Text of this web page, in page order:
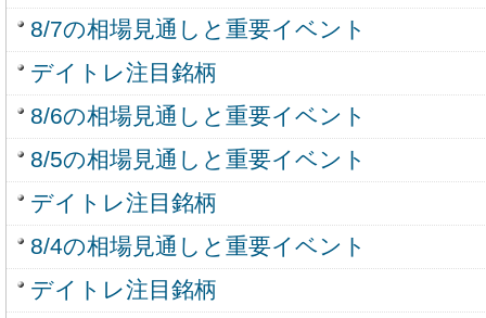
8/7の相場見通しと重要イベント
デイトレ注目銘柄
8/6の相場見通しと重要イベント
8/5の相場見通しと重要イベント
デイトレ注目銘柄
8/4の相場見通しと重要イベント
デイトレ注目銘柄